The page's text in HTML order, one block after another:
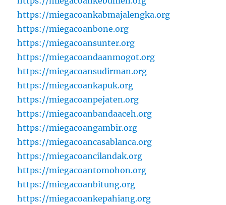
https://miegacoankabmajalengka.org
https://miegacoanbone.org
https://miegacoansunter.org
https://miegacoandaanmogot.org
https://miegacoansudirman.org
https://miegacoankapuk.org
https://miegacoanpejaten.org
https://miegacoanbandaaceh.org
https://miegacoangambir.org
https://miegacoancasablanca.org
https://miegacoancilandak.org
https://miegacoantomohon.org
https://miegacoanbitung.org
https://miegacoankepahiang.org